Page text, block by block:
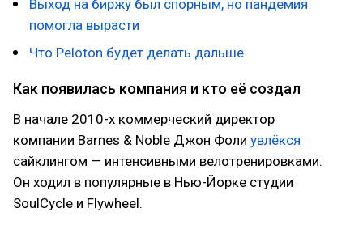
Выход на биржу был спорным, но пандемия
помогла вырасти
Что Peloton будет делать дальше
Как появилась компания и кто её создал
В начале 2010-х коммерческий директор
компании Barnes & Noble Джон Фоли увлёкся
сайклингом — интенсивными велотренировками.
Он ходил в популярные в Нью-Йорке студии
SoulCycle и Flywheel.